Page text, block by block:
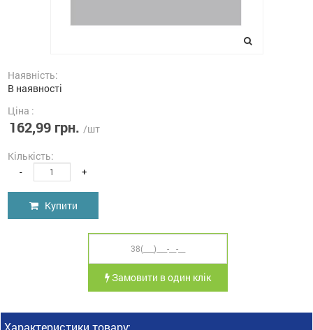
Наявність:
В наявності
Ціна :
162,99 грн. /шт
Кількість:
- +
Купити
Замовити в один клік
Характеристики товару: